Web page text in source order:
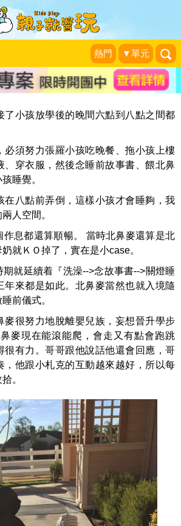
熱門 ▼單元
不窮的"番"，你卡關了
魯奇。|2015-02-04
了小孩放學後的晚間六點到八點之間都
必須努力張羅小孩吃晚餐、拖小孩上樓
、穿衣服，然後念睡前故事書、餵北鼻
睡覺。
在八點前弄倒，這樣小孩才會睡夠，我
人空間。
作息都還算順暢。 當時北鼻麥還算是北
就ＫＯ掉了，實在是小case。
就延續着『洗澡-->念故事書-->關燈睡
年來都是如此。北鼻麥當然也就入境隨
前儀式。
麥很努力地脫離嬰兒族，妄想晉升學步
麥現在能滾能爬，會走又有點會跑跳
很有力。哥哥跟他說話他還會回應，哥
，他跟小札克的互動越來越好，所以每
。